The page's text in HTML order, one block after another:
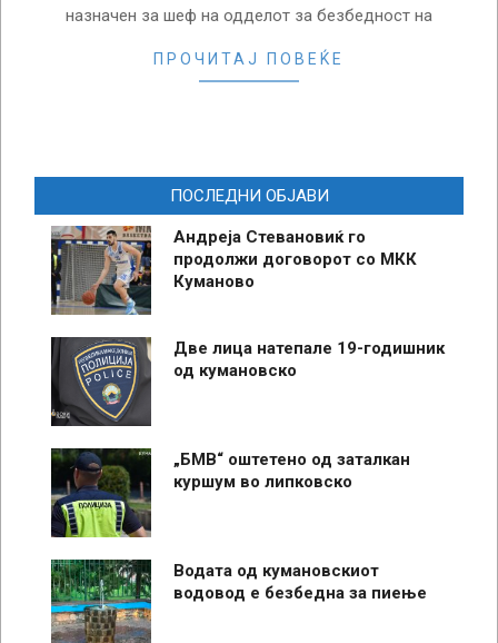
назначен за шеф на одделот за безбедност на
ПРОЧИТАЈ ПОВЕЌЕ
ПОСЛЕДНИ ОБЈАВИ
Андреја Стевановиќ го
продолжи договорот со МКК
Куманово
Две лица натепале 19-годишник
од кумановско
„БМВ“ оштетено од заталкан
куршум во липковско
Водата од кумановскиот
водовод е безбедна за пиење